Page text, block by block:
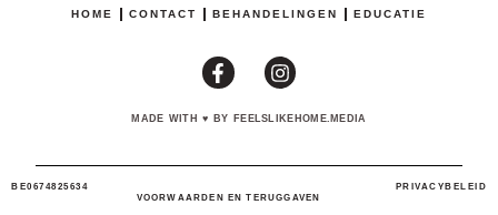
HOME CONTACT BEHANDELINGEN EDUCATIE
MADE WITH♥ BY FEELSLIKEHOME.MEDIA
PRIVACYBELEID
BE0674825634
VOORWAARDEN EN TERUGGAVEN